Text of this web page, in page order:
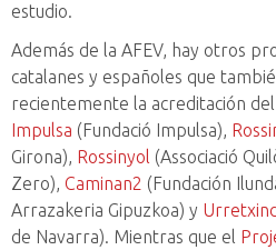
estudio.
Además de la AFEV, hay otros
catalanes y españoles que
recientemente la acreditación
Impulsa (Fundació Impulsa),
Girona), Rossinyol (Associació
Zero), Caminan2 (Fundación
Arrazakeria Gipuzkoa) y
de Navarra). Mientras que el